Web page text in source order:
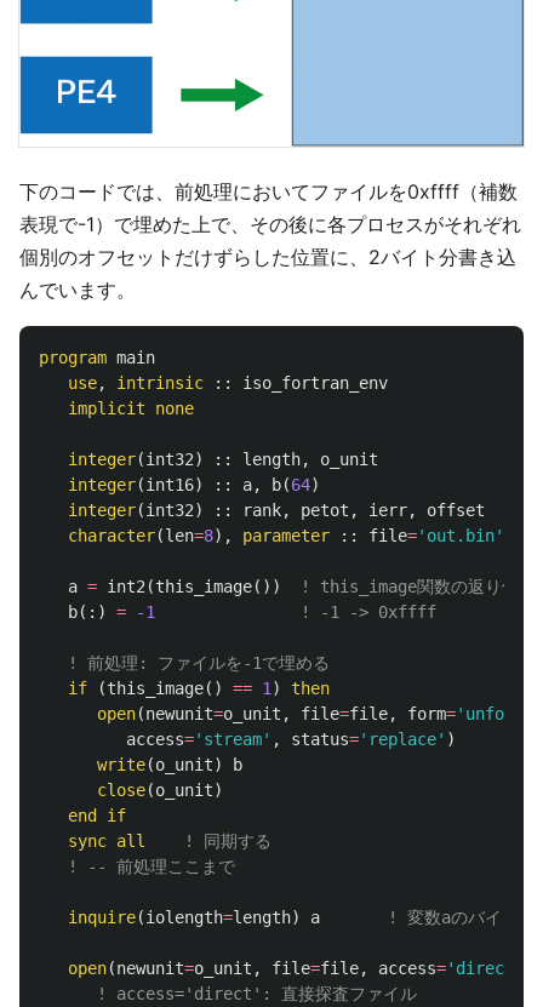
下のコードでは、前処理においてファイルを0xffff（補数
表現で-1）で埋めた上で、その後に各プロセスがそれぞれ
個別のオフセットだけずらした位置に、2バイト分書き込
んでいます。
program main
use, intrinsic ::
iso_fortran_env
implicit
none
integer(int32) :: length,
o_unit
integer(int16) :: a, b(64)
integer(int32) :: rank, petot , ierr,
offset
character(len=8), parameter :: file='out.bin'
a = int2 (this_image())
! this_image関数の返り値を2
b(:) = -1 ! -1 -> 0xffff
! 前処理: ファイルを-1で埋める
if
(this_image() == 1 )
then
open(newunit=o_unit , file=file, form=
access='stream' , status='replace' )
write(o_unit)
b
close(o_unit)
end
if
sync all
! 同期する
! -- 前処理ここまで
inquire(iolength=length) a ! 変数aのバイト長
open(newunit=o_unit , file=file, access='direct'
! access='direct': 直接探査ファイル